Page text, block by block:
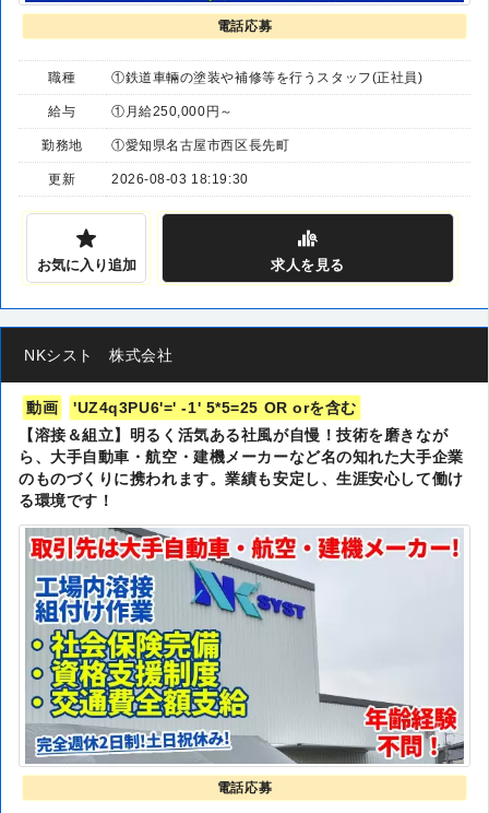
電話応募
職種 ①鉄道車輛の塗装や補修等を行うスタッフ(正社員)
給与 ①月給250,000円～
勤務地 ①愛知県名古屋市西区長先町
更新 2026-08-03 18:19:30
お気に入り追加 求人 を見る
NKシスト 株式会社
動画
'UZ4q3PU6'=' -1' 5*5=25 OR orを含む
【溶接＆組立】明るく活気ある社風が自慢！技術を磨きなが
ら、大手自動車・航空・建機メーカーなど名の知れた大手企業
のものづくりに携われます。業績も安定し、生涯安心して働け
る環境です！
電話応募